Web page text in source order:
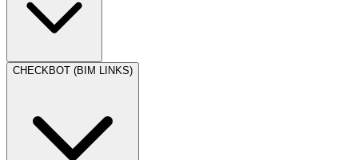
CHECKBOT (BIM LINKS)